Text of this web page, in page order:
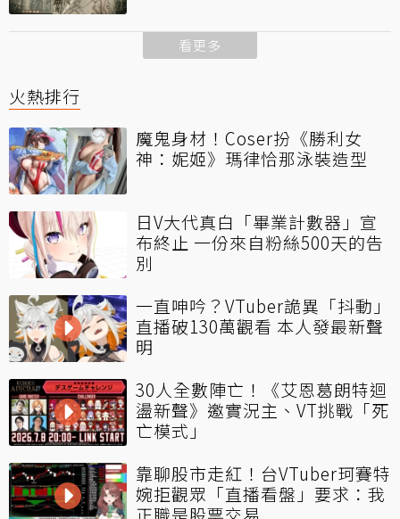
看更多
火熱排行
魔鬼身材！Coser扮《勝利女
神：妮姬》瑪律恰那泳裝造型
日V大代真白「畢業計數器」宣
布終止 一份來自粉絲500天的告
別
一直呻吟？VTuber詭異「抖動」
直播破130萬觀看 本人發最新聲
明
30人全數陣亡！《艾恩葛朗特迴
盪新聲》邀實況主、VT挑戰「死
亡模式」
靠聊股市走紅！台VTuber珂賽特
婉拒觀眾「直播看盤」要求：我